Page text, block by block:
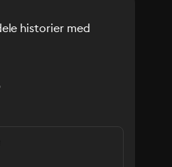
historier med